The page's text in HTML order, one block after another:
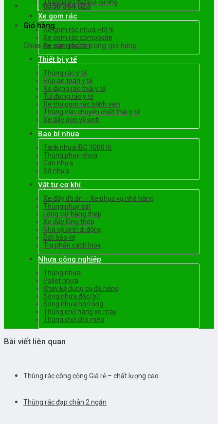
0356 364 023
Giỏ hàng
Chưa có sản phẩm trong giỏ hàng.
Thùng rác đá hoa cương
Xe gom rác
Xe gom rác nhựa HDPE
Xe gom rác composite
Xe gom rác tôn
Thiết bị y tế
Thùng rác y tế
Hộp an toàn y tế
Xô đựng rác thải y tế
Túi đựng rác y tế
Xe thu gom rác bệnh viện
Thùng vận chuyển chất thải y tế
Xe đẩy dọn vệ sinh
Bao bì nhựa
Tank nhựa IBC 1000 lít
Thùng phuy nhựa
Can nhựa
Xô nhựa
Vật tư cơ khí
Xe đẩy đồ ăn – Xe phục vụ nhà hàng
Thùng phuy sắt
Lồng trữ hàng thép
Xe đẩy lồng thép
Nhà vệ sinh di động
Bốt bảo vệ
Trụ phân cách Inox
Nhựa công nghiệp
Thùng nhựa
Pallet nhựa
Khay kệ dụng cụ đa năng
Sóng nhựa đặc/bít
Sóng nhựa hở/rỗng
Thùng chở hàng xe máy
Thùng chở chó mèo
Bài viết liên quan
Thùng rác công cộng Giá rẻ – chất lượng cao
Thùng rác đạp chân 2 ngăn